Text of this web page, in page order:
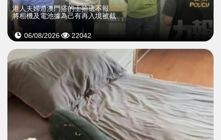
​港人夫婦遊澳門搭的士拾遺不報
將相機及電池據為己有再入境被截
06/08/2026 22042